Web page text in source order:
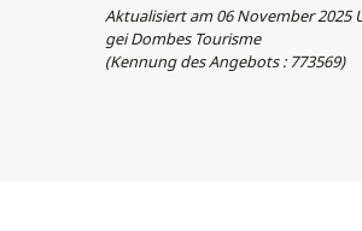
Aktualisiert am 06 November 2025
gei Dombes Tourisme
(Kennung des Angebots : 773569)